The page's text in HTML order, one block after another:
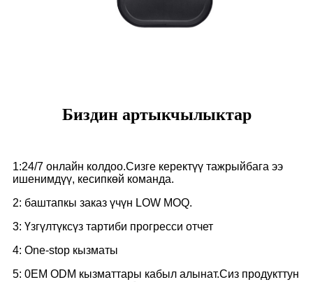
Биздин артыкчылыктар
1:24/7 онлайн колдоо.Сизге керектүү тажрыйбага ээ
ишенимдүү, кесипкөй команда.
2: баштапкы заказ үчүн LOW MOQ.
3: Үзгүлтүксүз тартиби прогресси отчет
4: One-stop кызматы
5: 0EM ODM кызматтары кабыл алынат.Сиз продукттун